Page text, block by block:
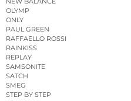
OLYMP
ONLY
PAUL GREEN
RAFFAELLO ROSSI
RAINKISS
REPLAY
SAMSONITE
SATCH
SMEG
STEP BY STEP